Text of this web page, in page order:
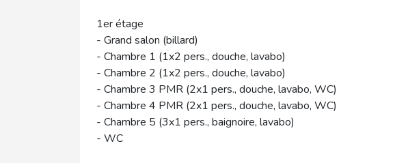
1er étage
- Grand salon (billard)
- Chambre 1 (1x2 pers., douche, lavabo)
- Chambre 2 (1x2 pers., douche, lavabo)
- Chambre 3 PMR (2x1 pers., douche, lavabo, WC)
- Chambre 4 PMR (2x1 pers., douche, lavabo, WC)
- Chambre 5 (3x1 pers., baignoire, lavabo)
- WC